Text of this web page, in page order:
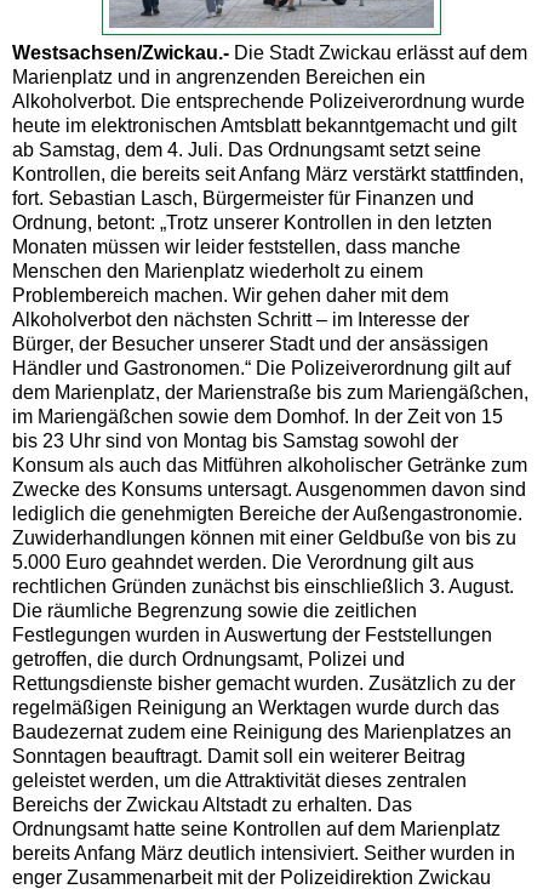
Westsachsen/Zwickau.- Die Stadt Zwickau erlässt auf dem
Marienplatz und in angrenzenden Bereichen ein
Alkoholverbot. Die entsprechende Polizeiverordnung wurde
heute im elektronischen Amtsblatt bekanntgemacht und gilt
ab Samstag, dem 4. Juli. Das Ordnungsamt setzt seine
Kontrollen, die bereits seit Anfang März verstärkt stattfinden,
fort. Sebastian Lasch, Bürgermeister für Finanzen und
Ordnung, betont: „Trotz unserer Kontrollen in den letzten
Monaten müssen wir leider feststellen, dass manche
Menschen den Marienplatz wiederholt zu einem
Problembereich machen. Wir gehen daher mit dem
Alkoholverbot den nächsten Schritt – im Interesse der
Bürger, der Besucher unserer Stadt und der ansässigen
Händler und Gastronomen.“ Die Polizeiverordnung gilt auf
dem Marienplatz, der Marienstraße bis zum Mariengäßchen,
im Mariengäßchen sowie dem Domhof. In der Zeit von 15
bis 23 Uhr sind von Montag bis Samstag sowohl der
Konsum als auch das Mitführen alkoholischer Getränke zum
Zwecke des Konsums untersagt. Ausgenommen davon sind
lediglich die genehmigten Bereiche der Außengastronomie.
Zuwiderhandlungen können mit einer Geldbuße von bis zu
5.000 Euro geahndet werden. Die Verordnung gilt aus
rechtlichen Gründen zunächst bis einschließlich 3. August.
Die räumliche Begrenzung sowie die zeitlichen
Festlegungen wurden in Auswertung der Feststellungen
getroffen, die durch Ordnungsamt, Polizei und
Rettungsdienste bisher gemacht wurden. Zusätzlich zu der
regelmäßigen Reinigung an Werktagen wurde durch das
Baudezernat zudem eine Reinigung des Marienplatzes an
Sonntagen beauftragt. Damit soll ein weiterer Beitrag
geleistet werden, um die Attraktivität dieses zentralen
Bereichs der Zwickau Altstadt zu erhalten. Das
Ordnungsamt hatte seine Kontrollen auf dem Marienplatz
bereits Anfang März deutlich intensiviert. Seither wurden in
enger Zusammenarbeit mit der Polizeidirektion Zwickau